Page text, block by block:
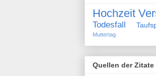
Hochzeit
Todesfall
Muttertag
Quellen der Zitate